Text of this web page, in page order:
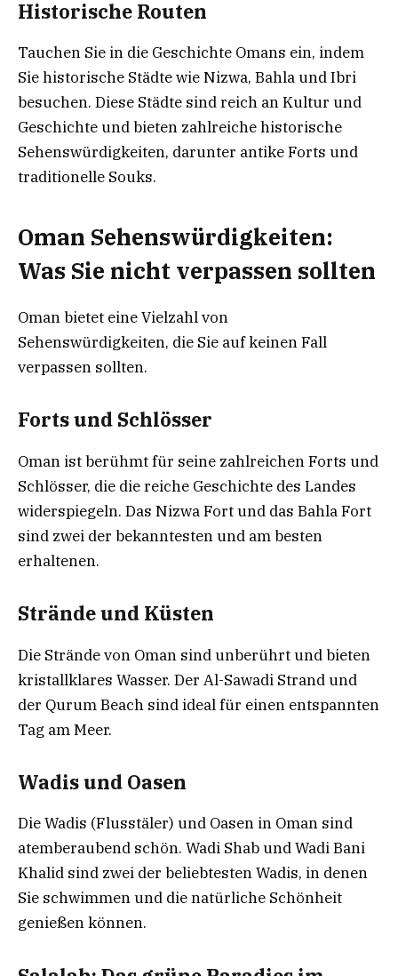
Historische Routen
Tauchen Sie in die Geschichte Omans ein, indem
Sie historische Städte wie Nizwa, Bahla und Ibri
besuchen. Diese Städte sind reich an Kultur und
Geschichte und bieten zahlreiche historische
Sehenswürdigkeiten, darunter antike Forts und
traditionelle Souks.
Oman Sehenswürdigkeiten:
Was Sie nicht verpassen sollten
Oman bietet eine Vielzahl von
Sehenswürdigkeiten, die Sie auf keinen Fall
verpassen sollten.
Forts und Schlösser
Oman ist berühmt für seine zahlreichen Forts und
Schlösser, die die reiche Geschichte des Landes
widerspiegeln. Das Nizwa Fort und das Bahla Fort
sind zwei der bekanntesten und am besten
erhaltenen.
Strände und Küsten
Die Strände von Oman sind unberührt und bieten
kristallklares Wasser. Der Al-Sawadi Strand und
der Qurum Beach sind ideal für einen entspannten
Tag am Meer.
Wadis und Oasen
Die Wadis (Flusstäler) und Oasen in Oman sind
atemberaubend schön. Wadi Shab und Wadi Bani
Khalid sind zwei der beliebtesten Wadis, in denen
Sie schwimmen und die natürliche Schönheit
genießen können.